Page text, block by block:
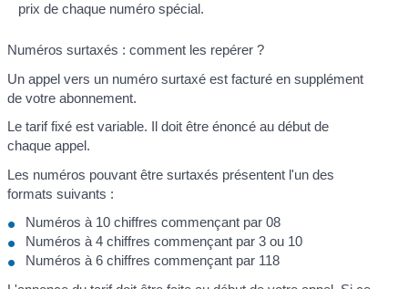
prix de chaque numéro spécial.
Numéros surtaxés : comment les repérer ?
Un appel vers un numéro surtaxé est facturé en supplément
de votre abonnement.
Le tarif fixé est variable. Il doit être énoncé au début de
chaque appel.
Les numéros pouvant être surtaxés présentent l'un des
formats suivants :
Numéros à 10 chiffres commençant par 08
Numéros à 4 chiffres commençant par 3 ou 10
Numéros à 6 chiffres commençant par 118